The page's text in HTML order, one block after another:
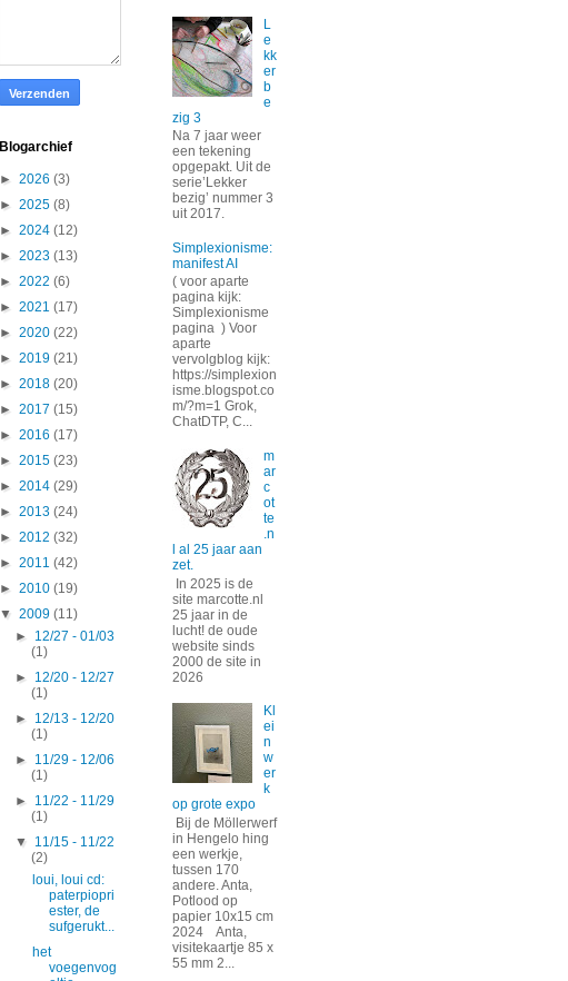
Blogarchief
► 2026 (3)
► 2025 (8)
► 2024 (12)
► 2023 (13)
► 2022 (6)
► 2021 (17)
► 2020 (22)
► 2019 (21)
► 2018 (20)
► 2017 (15)
► 2016 (17)
► 2015 (23)
► 2014 (29)
► 2013 (24)
► 2012 (32)
► 2011 (42)
► 2010 (19)
▼ 2009 (11)
► 12/27 - 01/03
(1)
► 12/20 - 12/27
(1)
► 12/13 - 12/20
(1)
► 11/29 - 12/06
(1)
► 11/22 - 11/29
(1)
▼ 11/15 - 11/22
(2)
loui, loui cd:
paterpiopri
ester, de
sufgerukt...
het
voegenvog
L
e
kk
er
b
e
zig 3
Na 7 jaar weer
een tekening
opgepakt. Uit de
serie’Lekker
bezig’ nummer 3
uit 2017.
Simplexionisme:
manifest AI
( voor aparte
pagina kijk:
Simplexionisme
pagina ) Voor
aparte
vervolgblog kijk:
https://simplexion
isme.blogspot.co
m/?m=1 Grok,
ChatDTP, C...
m
ar
c
ot
te
.n
l al 25 jaar aan
zet.
In 2025 is de
site marcotte.nl
25 jaar in de
lucht! de oude
website sinds
2000 de site in
2026
Kl
ei
n
w
er
k
op grote expo
Bij de Möllerwerf
in Hengelo hing
een werkje,
tussen 170
andere. Anta,
Potlood op
papier 10x15 cm
2024 Anta,
visitekaartje 85 x
55 mm 2...